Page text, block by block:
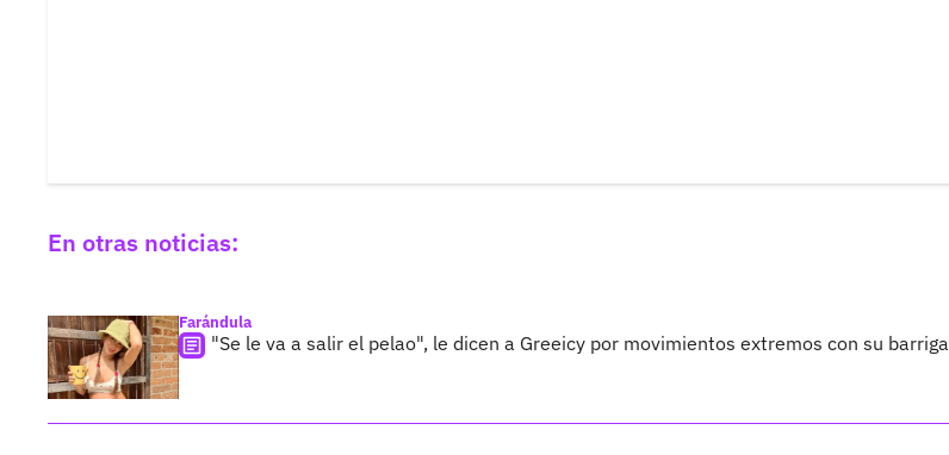
En otras noticias:
Farándula
"Se le va a salir el pelao", le dicen a Greeicy por movimientos extremos con su barriga